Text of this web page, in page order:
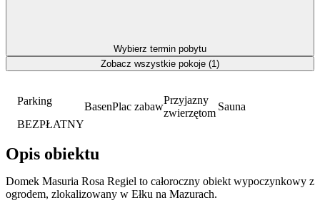
Parking
BEZPŁATNY
BasenPlac zabaw
Przyjazny
zwierzętom
Sauna
Opis obiektu
Domek Masuria Rosa Regiel to całoroczny obiekt wypoczynkowy z
ogrodem, zlokalizowany w Ełku na Mazurach.
Wybierz termin pobytu
Zobacz wszystkie pokoje (1)